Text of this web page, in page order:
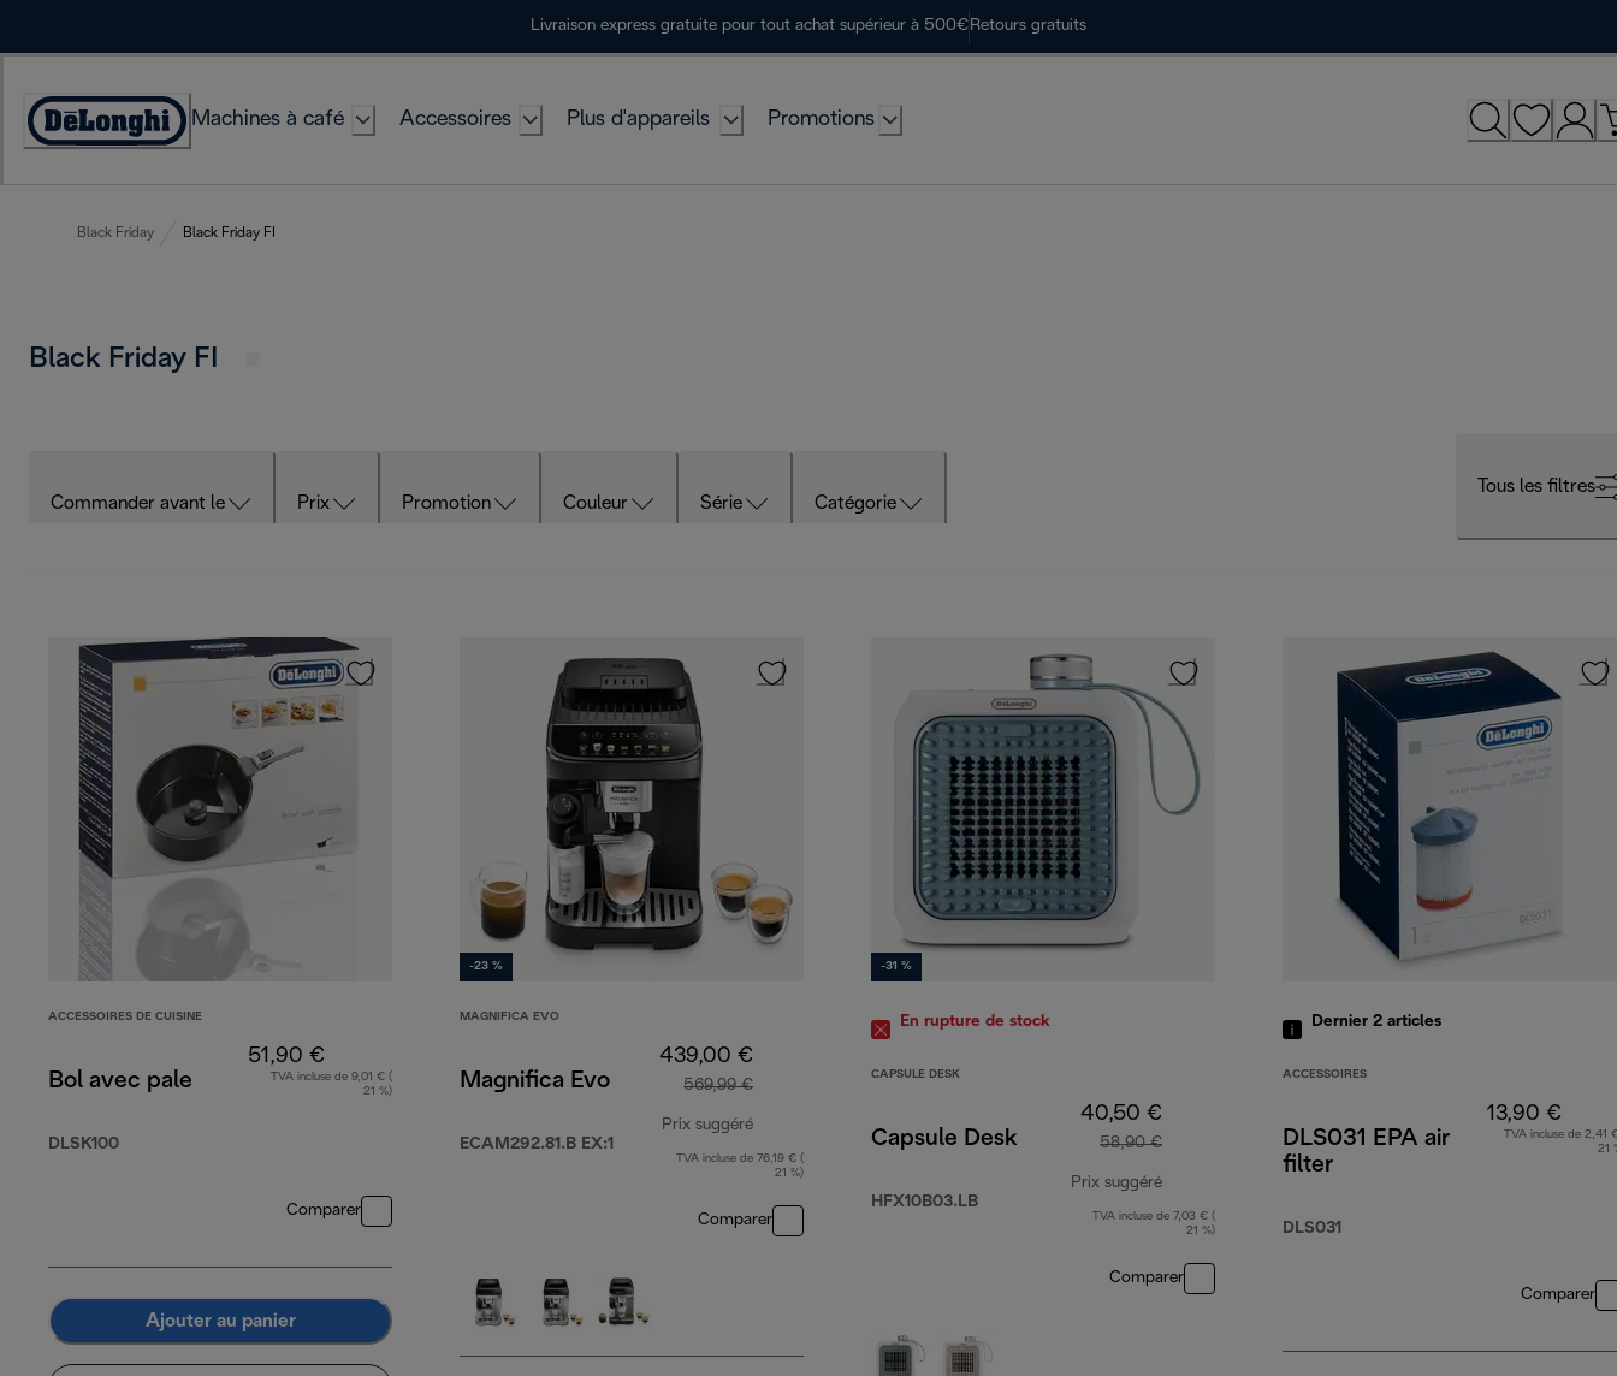
Livraison express gratuite pour tout achat supérieur à 500€ Retours gratuits
Déclaration
Machines à café Accessoires Plus d'appareils Promotions
Black Friday Black Friday FI
Black Friday FI
Commander avant le Prix Promotion Couleur Série Catégorie
Tous les filtres
ACCESSOIRES DE CUISINE
Bol avec pale
DLSK100
51,90 €
TVA incluse de 9,01 € (
21 %)
Comparer
Ajouter au panier
-23 %
MAGNIFICA EVO
Magnifica Evo
ECAM292.81.B EX:1
439,00 €
569,99 €
Prix suggéré
prix original 569,99 €
TVA incluse de 76,19 € (
21 %)
Comparer
-31 %
En rupture de stock
CAPSULE DESK
Capsule Desk
HFX10B03.LB
40,50 €
58,90 €
Prix suggéré
prix original 58,90 €
TVA incluse de 7,03 € (
21 %)
Comparer
Dernier 2 articles
ACCESSOIRES
DLS031 EPA air
filter
DLS031
13,90 €
TVA incluse de 2,41
21
Comparer